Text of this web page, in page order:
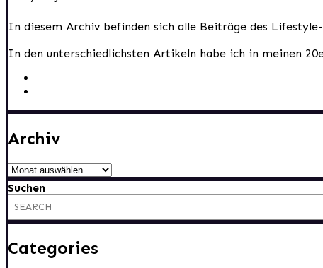
In diesem Archiv befinden sich alle Beiträge des
In den unterschiedlichsten Artikeln habe ich in meinen
Archiv
Archiv
Suchen
Categories